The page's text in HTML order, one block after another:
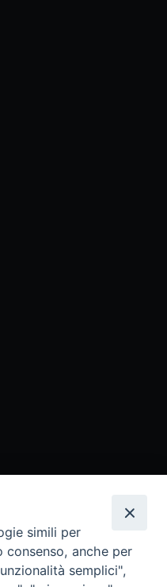
simili per
anche per
semplici",